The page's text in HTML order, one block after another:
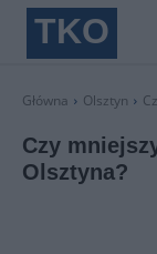
TKO
Główna Olsztyn
Czy
Olsztyna?